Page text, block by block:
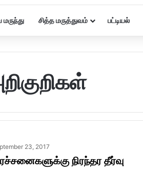
சித்த மருத்துவம் பட்டியல்
23, 2017
நிரந்தர தீர்வு